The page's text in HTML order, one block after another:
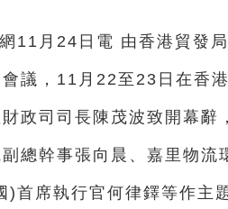
11月24日電 由香港貿發
議，11月22至23日在香
政司司長陳茂波致開幕辭
總幹事張向晨、嘉里物
)首席執行官何律鐸等作主